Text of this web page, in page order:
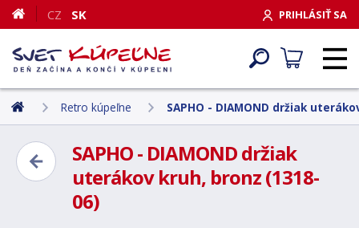
PRIHLÁSIŤ SA
CZ SK
Retro kúpeľne SAPHO - DIAMOND držiak
SAPHO - DIAMOND držiak
uterákov kruh, bronz (1318-
06)